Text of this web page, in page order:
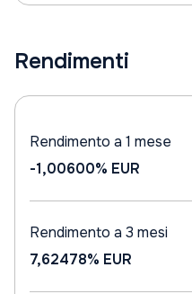
Rendimenti
Rendimento a 1 mese
-1,00600% EUR
Rendimento a 3 mesi
7,62478% EUR